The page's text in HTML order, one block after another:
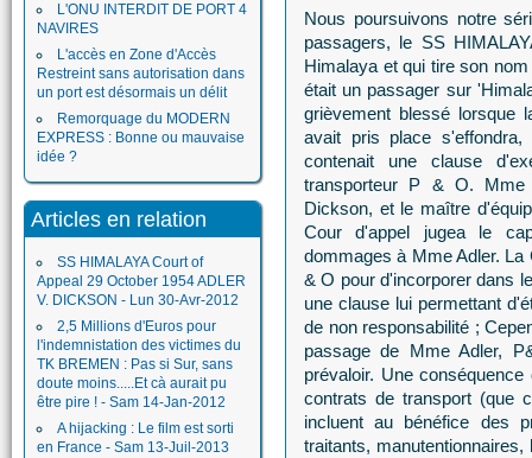
L'ONU INTERDIT DE PORT 4
NAVIRES
L'accès en Zone d'Accès
Restreint sans autorisation dans
un port est désormais un délit
Remorquage du MODERN
EXPRESS : Bonne ou mauvaise
idée ?
Articles en relation
SS HIMALAYA Court of
Appeal 29 October 1954 ADLER
V. DICKSON - Lun 30-Avr-2012
2,5 Millions d'Euros pour
l'indemnistation des victimes du
TK BREMEN : Pas si Sur, sans
doute moins.....Et cà aurait pu
être pire ! - Sam 14-Jan-2012
A hijacking : Le film est sorti
en France - Sam 13-Juil-2013
Nous poursuivons notre
passagers, le SS
Himalaya et qui tire son
était un passager sur
grièvement blessé lorsque
avait pris place
contenait une clause
transporteur P & O. Mme
Dickson, et le maître
Cour d'appel jugea le
dommages à Mme Adler. La
& O pour d'incorporer dans
une clause lui permettant
de non responsabilité ;
passage de Mme Adler,
prévaloir. Une
contrats de transport (que
incluent au bénéfice des
traitants,